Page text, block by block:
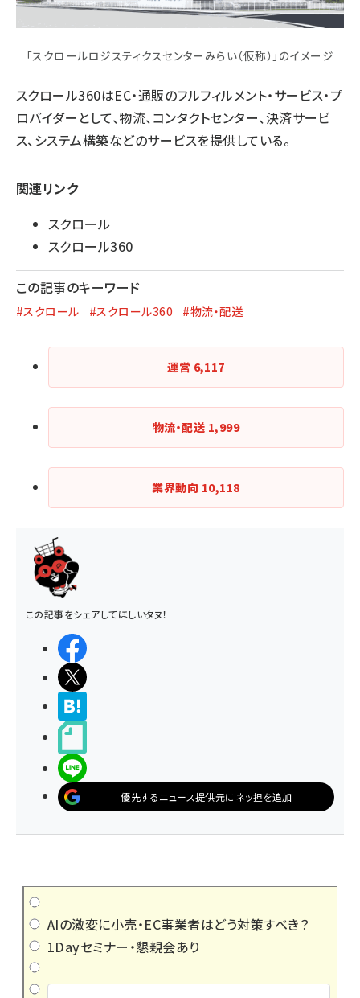
「スクロールロジスティクスセンターみらい（仮称）」のイメージ
スクロール360はEC・通販のフルフィルメント・サービス・プ
ロバイダーとして、物流、コンタクトセンター、決済サービ
ス、システム構築などのサービスを提供している。
関連リンク
スクロール
スクロール360
この記事のキーワード
#スクロール #スクロール360 #物流・配送
運営 6,117
物流・配送 1,999
業界動向 10,118
この記事をシェアしてほしいタヌ！
優先するニュース提供元にネッ担を追加
AIの激変に小売・EC事業者はどう対策すべき？
1Dayセミナー・懇親会あり